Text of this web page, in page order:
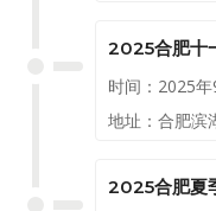
2025合肥十
时间：2025
地址：合肥滨
2025合肥夏